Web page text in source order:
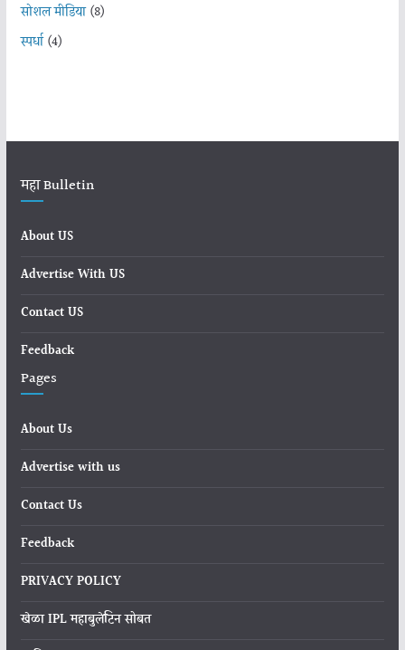
सोशल मीडिया(8)
स्पर्धा(4)
महा Bulletin
About US
Advertise With US
Contact US
Feedback
Pages
About Us
Advertise with us
Contact Us
Feedback
PRIVACY POLICY
खेळा IPL महाबुलेटिन सोबत